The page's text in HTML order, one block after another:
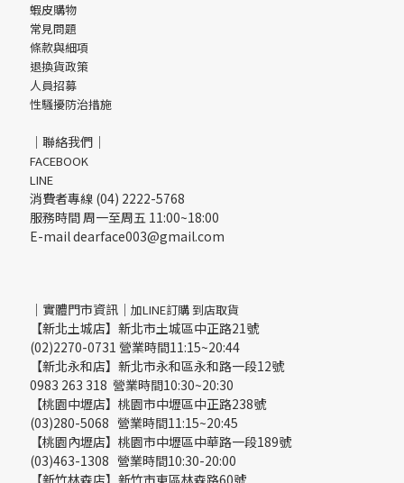
蝦皮購物
常見問題
條款與細項
退換貨政策
人員招募
性騷擾防治措施
｜聯絡我們｜
FACEBOOK
LINE
消費者專線 (04) 2222-5768
服務時間 周一至周五 11:00~18:00
E-mail dearface003@gmail.com
｜實體門市資訊｜ 加LINE訂購 到店取貨
【新北土城店】新北市土城區中正路21號
(02)2270-0731 營業時間11:15~20:44
【新北永和店】新北市永和區永和路一段12號
0983 263 318 營業時間10:30~20:30
【桃園中壢店】桃園市中壢區中正路238號
(03)280-5068 營業時間11:15~20:45
【桃園內壢店】桃園市中壢區中華路一段189號
(03)463-1308 營業時間10:30-20:00
【新竹林森店】新竹市東區林森路60號